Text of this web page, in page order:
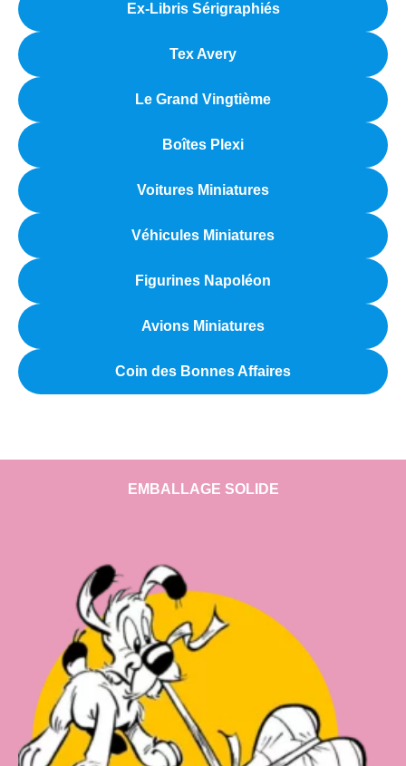
Ex-Libris Sérigraphiés
Tex Avery
Le Grand Vingtième
Boîtes Plexi
Voitures Miniatures
Véhicules Miniatures
Figurines Napoléon
Avions Miniatures
Coin des Bonnes Affaires
EMBALLAGE SOLIDE